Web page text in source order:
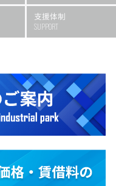
支援体制
SUPPORT